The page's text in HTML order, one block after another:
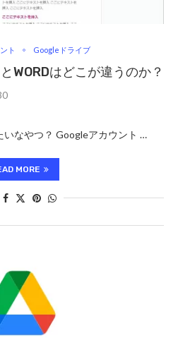
ト Googleドライブ
WORDはどこが違うのか？
なやつ？ Googleアカウント …
MORE